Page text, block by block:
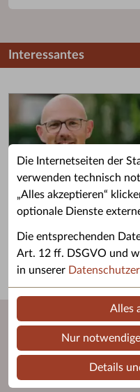
Die Internetseiten der
verwenden technisch
„Alles akzeptieren“
optionale Dienste
Die entsprechenden
Art. 12 ff. DSGVO und
in unserer
Alles
Nur
Details
Interessantes
Grußwort des OB